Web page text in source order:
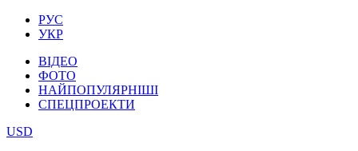
РУС
УКР
ВІДЕО
ФОТО
НАЙПОПУЛЯРНІШІ
СПЕЦПРОЕКТИ
USD